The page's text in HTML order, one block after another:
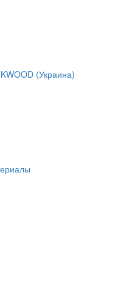
(Украина)